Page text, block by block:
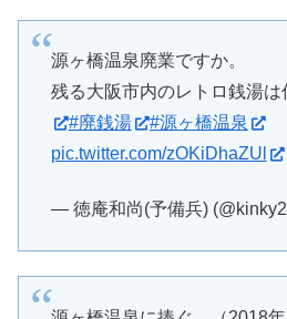
源ヶ橋温泉廃業ですか。
残る大阪市内のレトロ銭湯は
#廃銭湯
#源ヶ橋温泉
pic.twitter.com/zOKiDhaZUl
— 徳庵和尚(予備兵)